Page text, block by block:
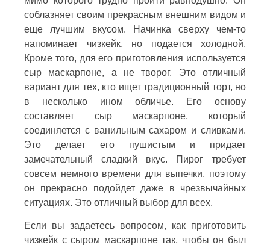
соблазняет своим прекрасным внешним видом и
еще лучшим вкусом. Начинка сверху чем-то
напоминает чизкейк, но подается холодной.
Кроме того, для его приготовления используется
сыр маскарпоне, а не творог. Это отличный
вариант для тех, кто ищет традиционный торт, но
в несколько ином обличье. Его основу
составляет сыр маскарпоне, который
соединяется с ванильным сахаром и сливками.
Это делает его пушистым и придает
замечательный сладкий вкус. Пирог требует
совсем немного времени для выпечки, поэтому
он прекрасно подойдет даже в чрезвычайных
ситуациях. Это отличный выбор для всех.
Если вы задаетесь вопросом, как приготовить
чизкейк с сыром маскарпоне так, чтобы он был